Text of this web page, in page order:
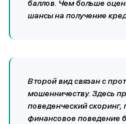
баллов. Чем больше
шансы на получение
Второй вид связан с
мошенничеству. Здесь
поведенческий скоринг,
финансовое поведение